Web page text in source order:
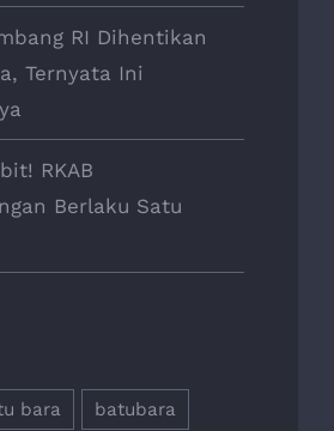
RI Dihentikan
Ternyata Ini
RKAB
Berlaku Satu
bara batubara